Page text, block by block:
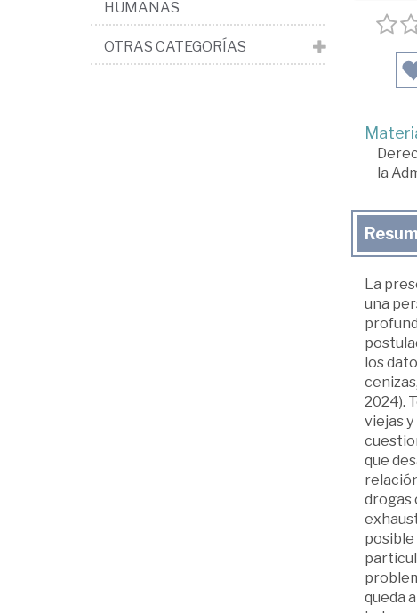
la
La
una
los
2024).
viejas
que
drogas
posible
queda
HUMANAS
OTRAS CATEGORÍAS